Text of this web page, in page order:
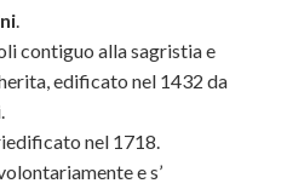
.
contiguo alla sagristia e
edificato nel 1432 da
nel 1718.
e s’